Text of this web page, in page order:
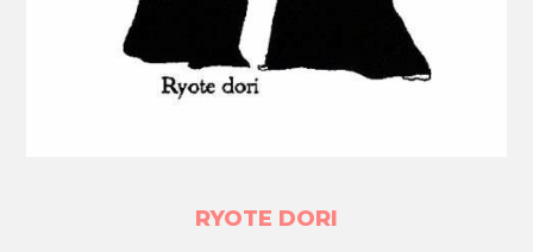
RYOTE DORI